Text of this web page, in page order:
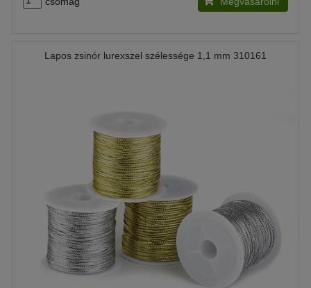
Lapos zsinór lurexszel szélessége 1,1 mm 310161